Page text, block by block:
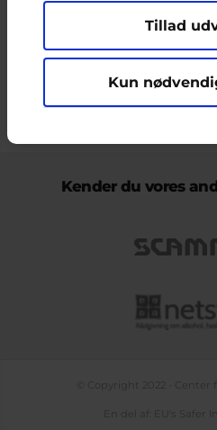
Tillad
Kun
ikke nødvendigvis den
Kender du vores
© Copyright 2022 -
En del af: EU's Safer